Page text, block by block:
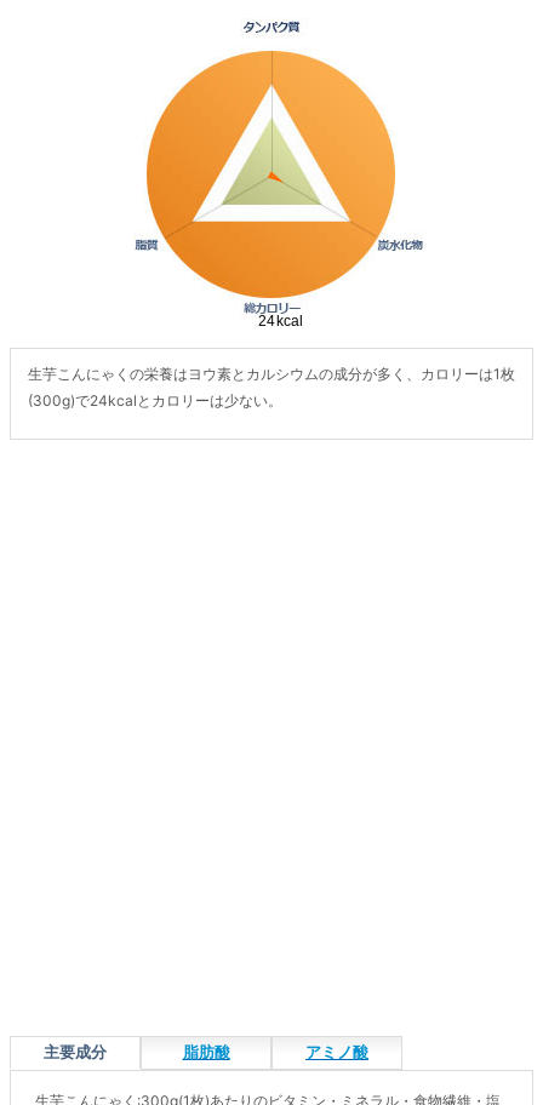
生芋こんにゃくの栄養はヨウ素とカルシウムの成分が多く、カロリーは1枚
(300g)で24kcalとカロリーは少ない。
主要成分 脂肪酸 アミノ酸
生芋こんにゃく:300g(1枚)あたりのビタミン・ミネラル・食物繊維・塩